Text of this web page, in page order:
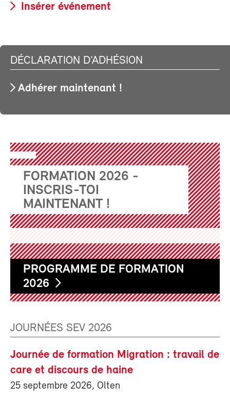
Insérer événement
DÉCLARATION D’ADHÉSION
Adhérer maintenant !
FORMATION 2026 -
INSCRIS-TOI
MAINTENANT !
PROGRAMME DE FORMATION
2026
JOURNÉES SEV 2026
Journée de formation Migration : travail de
care et discours de haine
25 septembre 2026, Olten